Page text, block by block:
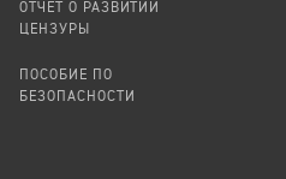
ОТЧЕТ О РАЗВИТИИ
ЦЕНЗУРЫ
ПОСОБИЕ ПО
БЕЗОПАСНОСТИ